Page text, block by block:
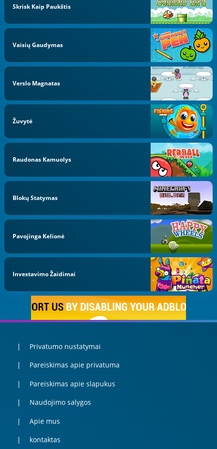
Skrisk Kaip Paukštis
Vaisių Gaudymas
Verslo Magnatas
Žuvytė
Raudonas Kamuolys
Blokų Statymas
Pavojinga Kelionė
Investavimo Žaidimai
Privatumo nustatymai
Pareiskimas apie privatuma
Pareiskimas apie slapukus
Naudojimo salygos
Apie mus
kontaktas